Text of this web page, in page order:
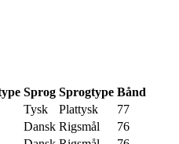
Sprog Sprogtype Bånd
Tysk Plattysk
77
Dansk Rigsmål
76